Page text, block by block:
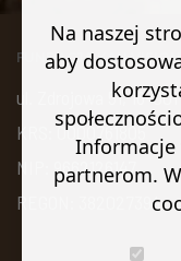
FUNDACJA KAN VISION
ul. Zdrojowa 51, 16-
KRS: 0000761805
NIP: 9662126147
REGON: 382027394
Na naszej
aby
Informacje
partnerom.